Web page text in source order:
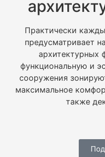
Практически
предусматривает
функциональную и
сооружения
максимальное
также